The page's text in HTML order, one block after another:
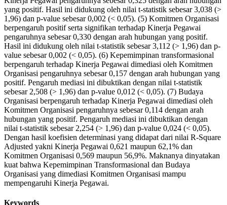
yang positif. Hasil ini didukung oleh nilai t-statistik sebesar 3,038 (>
1,96) dan p-value sebesar 0,002 (< 0,05). (5) Komitmen Organisasi
berpengaruh positif serta signifikan terhadap Kinerja Pegawai
pengaruhnya sebesar 0,330 dengan arah hubungan yang positif.
Hasil ini didukung oleh nilai t-statistik sebesar 3,112 (> 1,96) dan p-
value sebesar 0,002 (< 0,05). (6) Kepemimpinan transformasional
berpengaruh terhadap Kinerja Pegawai dimediasi oleh Komitmen
Organisasi pengaruhnya sebesar 0,157 dengan arah hubungan yang
positif. Pengaruh mediasi ini dibuktikan dengan nilai t-statistik
sebesar 2,508 (> 1,96) dan p-value 0,012 (< 0,05). (7) Budaya
Organisasi berpengaruh terhadap Kinerja Pegawai dimediasi oleh
Komitmen Organisasi pengaruhnya sebesar 0,114 dengan arah
hubungan yang positif. Pengaruh mediasi ini dibuktikan dengan
nilai t-statistik sebesar 2,254 (> 1,96) dan p-value 0,024 (< 0,05).
Dengan hasil koefisien determinasi yang didapat dari nilai R-Square
Adjusted yakni Kinerja Pegawai 0,621 maupun 62,1% dan
Komitmen Organisasi 0,569 maupun 56,9%. Maknanya dinyatakan
kuat bahwa Kepemimpinan Transformasional dan Budaya
Organisasi yang dimediasi Komitmen Organisasi mampu
mempengaruhi Kinerja Pegawai.
Keywords